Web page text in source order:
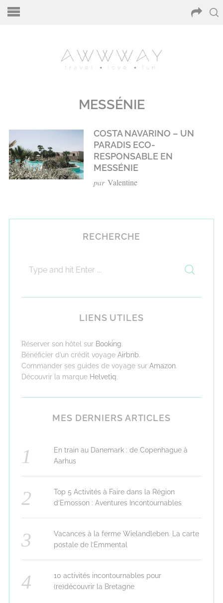
MESSÉNIE
COSTA NAVARINO – UN
PARADIS ECO-
RESPONSABLE EN
MESSÉNIE
par Valentine
RECHERCHE
LIENS UTILES
Réserver son hôtel sur Booking.
Bénéficier d’un crédit voyage Airbnb.
Commander ses guides de voyage sur Amazon.
Découvrir la marque Helvetiq.
MES DERNIERS ARTICLES
En train au Danemark : de Copenhague à
Aarhus
Top 5 Activités à Faire dans la Région
d’Emosson : Aventures Incontournables
Vacances à la ferme Wielandleben. La carte
postale de l’Emmental
10 activités incontournables pour
(re)découvrir la Bretagne